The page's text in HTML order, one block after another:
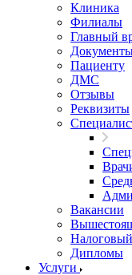
Клиника
Филиалы
Главный
Пациенту
ДМС
Отзывы
Реквизиты
Вакансии
Дипломы
Услуги